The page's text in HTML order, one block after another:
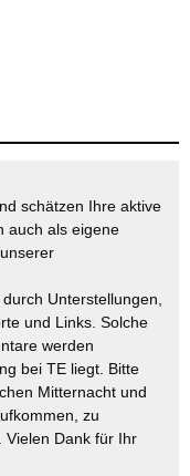
schätzen Ihre aktive
auch als eigene
Unterstellungen,
und Links. Solche
werden
bei TE liegt. Bitte
Mitternacht und
zu
Vielen Dank für Ihr